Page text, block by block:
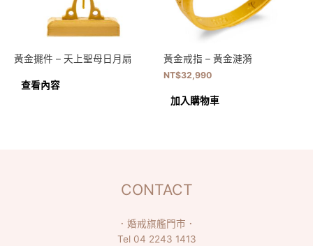
黃金擺件 – 天上聖母日月扇
查看內容
黃金戒指 – 黃金漣漪
NT$32,990
加入購物車
CONTACT
． 婚戒旗艦門市 ．
Tel 04 2243 1413